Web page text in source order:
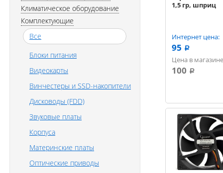
1,5 гр, шприц
Интернет цена:
95 a
Цена в
100 a
Климатическое оборудование
Комплектующие
Все
Блоки питания
Видеокарты
Винчестеры и SSD-накопители
Дисководы (FDD)
Звуковые платы
Корпуса
Материнские платы
Оптические приводы